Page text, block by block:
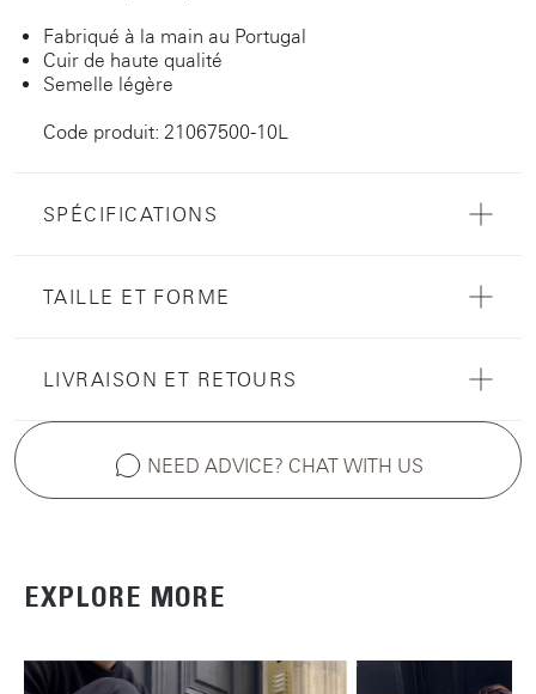
Fabriqué à la main au Portugal
Cuir de haute qualité
Semelle légère
Code produit: 21067500-10L
SPÉCIFICATIONS
TAILLE ET FORME
LIVRAISON ET RETOURS
NEED ADVICE? CHAT WITH US
EXPLORE MORE